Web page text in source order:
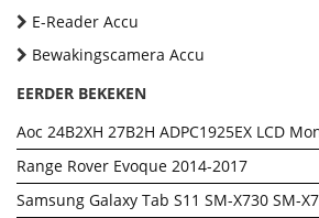
E-Reader Accu
Bewakingscamera Accu
EERDER BEKEKEN
Aoc 24B2XH 27B2H ADPC1925EX LCD
Range Rover Evoque 2014-2017
Samsung Galaxy Tab S11 SM-X730 SM-